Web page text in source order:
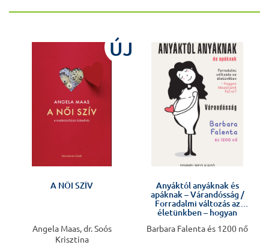
ÚJ
A NŐI SZÍV
Angela Maas, dr. Soós
Krisztina
Anyáktól anyáknak és
apáknak – Várandósság /
Forradalmi változás az
életünkben – hogyan
Barbara Falenta és 1200 nő